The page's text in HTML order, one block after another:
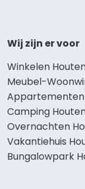
Wij zijn er voor
Winkelen
Meubel-
Camping
Overnachten
Vakantiehuis
Bungalowpark